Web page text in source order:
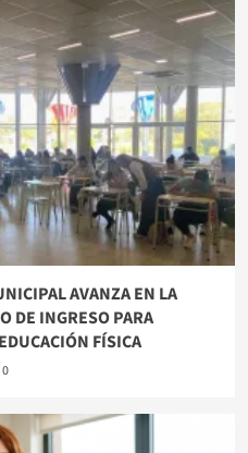
AVANZA EN LA
DE INGRESO PARA
FÍSICA
0